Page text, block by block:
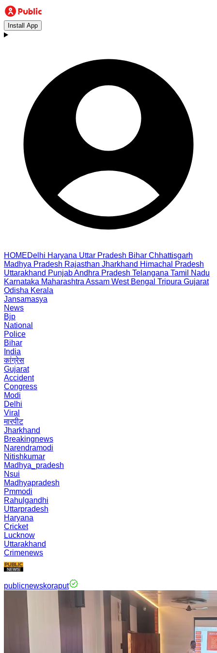
Install App
HOMEDelhi Haryana Uttar Pradesh Bihar Chhattisgarh
Madhya Pradesh Rajasthan Jharkhand Himachal Pradesh
Uttarakhand PunjabAndhra Pradesh Telangana Tamil Nadu
Karnataka Maharashtra Assam West Bengal Tripura Gujarat
Odisha Kerala
Jansamasya
News
Bjp
National
Police
Bihar
India
कांग्रेस
Gujarat
Accident
Congress
Modi
Delhi
Viral
मारपीट
Jharkhand
Breakingnews
Narendramodi
Nitishkumar
Madhya_pradesh
Nsui
Madhyapradesh
Pmmodi
Rahulgandhi
Uttarpradesh
Haryana
Cricket
Lucknow
Uttarakhand
Crimenews
publicnewskoraput